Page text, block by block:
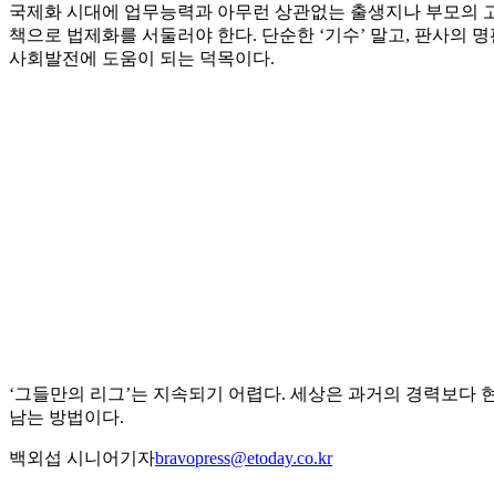
국제화 시대에 업무능력과 아무런 상관없는 출생지나 부모의
책으로 법제화를 서둘러야 한다. 단순한 ‘기수’ 말고, 판사의
사회발전에 도움이 되는 덕목이다.
‘그들만의 리그’는 지속되기 어렵다. 세상은 과거의 경력보
남는 방법이다.
백외섭 시니어기자bravopress@etoday.co.kr